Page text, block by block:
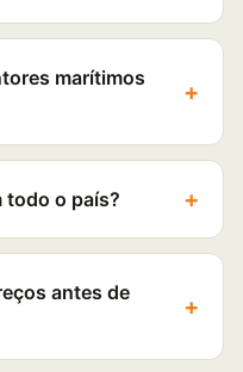
marítimos
+
todo o país? +
antes de
+